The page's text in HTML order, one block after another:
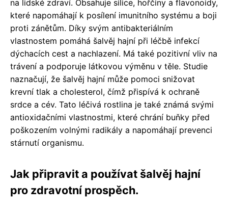
na lidské zdraví. Obsahuje silice, hořčiny a flavonoidy,
které napomáhají k posílení imunitního systému a boji
proti zánětům. Díky svým antibakteriálním
vlastnostem pomáhá šalvěj hajní při léčbě infekcí
dýchacích cest a nachlazení. Má také pozitivní vliv na
trávení a podporuje látkovou výměnu v těle. Studie
naznačují, že šalvěj hajní může pomoci snižovat
krevní tlak a cholesterol, čímž přispívá k ochraně
srdce a cév. Tato léčivá rostlina je také známá svými
antioxidačními vlastnostmi, které chrání buňky před
poškozením volnými radikály a napomáhají prevenci
stárnutí organismu.
Jak připravit a používat šalvěj hajní
pro zdravotní prospěch.